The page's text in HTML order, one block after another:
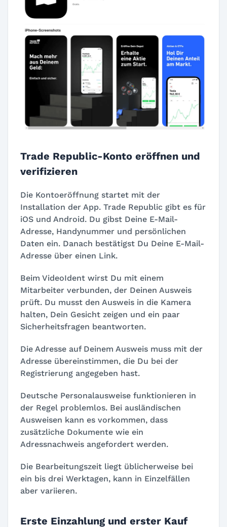
Trade Republic-Konto eröffnen und
verifizieren
Die Kontoeröffnung startet mit der
Installation der App. Trade Republic gibt es für
iOS und Android. Du gibst Deine E-Mail-
Adresse, Handynummer und persönlichen
Daten ein. Danach bestätigst Du Deine E-Mail-
Adresse über einen Link.
Beim VideoIdent wirst Du mit einem
Mitarbeiter verbunden, der Deinen Ausweis
prüft. Du musst den Ausweis in die Kamera
halten, Dein Gesicht zeigen und ein paar
Sicherheitsfragen beantworten.
Die Adresse auf Deinem Ausweis muss mit der
Adresse übereinstimmen, die Du bei der
Registrierung angegeben hast.
Deutsche Personalausweise funktionieren in
der Regel problemlos. Bei ausländischen
Ausweisen kann es vorkommen, dass
zusätzliche Dokumente wie ein
Adressnachweis angefordert werden.
Die Bearbeitungszeit liegt üblicherweise bei
ein bis drei Werktagen, kann in Einzelfällen
aber variieren.
Erste Einzahlung und erster Kauf